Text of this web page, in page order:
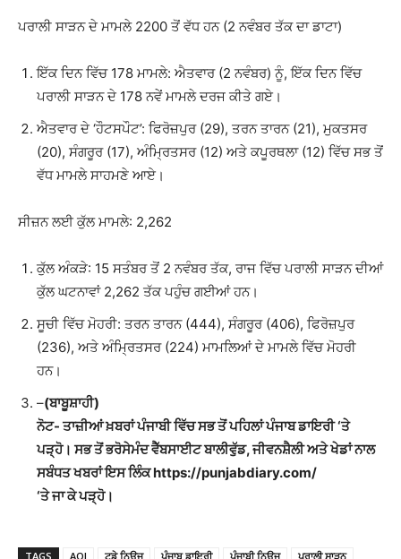
ਪਰਾਲੀ ਸਾੜਨ ਦੇ ਮਾਮਲੇ 2200 ਤੋਂ ਵੱਧ ਹਨ (2 ਨਵੰਬਰ ਤੱਕ ਦਾ ਡਾਟਾ)
ਇੱਕ ਦਿਨ ਵਿੱਚ 178 ਮਾਮਲੇ: ਐਤਵਾਰ (2 ਨਵੰਬਰ) ਨੂੰ, ਇੱਕ ਦਿਨ ਵਿੱਚ
ਪਰਾਲੀ ਸਾੜਨ ਦੇ 178 ਨਵੇਂ ਮਾਮਲੇ ਦਰਜ ਕੀਤੇ ਗਏ।
ਐਤਵਾਰ ਦੇ ‘ਹੌਟਸਪੌਟ’: ਫਿਰੋਜ਼ਪੁਰ (29), ਤਰਨ ਤਾਰਨ (21), ਮੁਕਤਸਰ
(20), ਸੰਗਰੂਰ (17), ਅੰਮ੍ਰਿਤਸਰ (12) ਅਤੇ ਕਪੂਰਥਲਾ (12) ਵਿੱਚ ਸਭ ਤੋਂ
ਵੱਧ ਮਾਮਲੇ ਸਾਹਮਣੇ ਆਏ।
ਸੀਜ਼ਨ ਲਈ ਕੁੱਲ ਮਾਮਲੇ: 2,262
ਕੁੱਲ ਅੰਕੜੇ: 15 ਸਤੰਬਰ ਤੋਂ 2 ਨਵੰਬਰ ਤੱਕ, ਰਾਜ ਵਿੱਚ ਪਰਾਲੀ ਸਾੜਨ ਦੀਆਂ
ਕੁੱਲ ਘਟਨਾਵਾਂ 2,262 ਤੱਕ ਪਹੁੰਚ ਗਈਆਂ ਹਨ।
ਸੂਚੀ ਵਿੱਚ ਮੋਹਰੀ: ਤਰਨ ਤਾਰਨ (444), ਸੰਗਰੂਰ (406), ਫਿਰੋਜ਼ਪੁਰ
(236), ਅਤੇ ਅੰਮ੍ਰਿਤਸਰ (224) ਮਾਮਲਿਆਂ ਦੇ ਮਾਮਲੇ ਵਿੱਚ ਮੋਹਰੀ
ਹਨ।
–(ਬਾਬੂਸ਼ਾਹੀ)
ਨੋਟ- ਤਾਜ਼ੀਆਂ ਖ਼ਬਰਾਂ ਪੰਜਾਬੀ ਵਿੱਚ ਸਭ ਤੋਂ ਪਹਿਲਾਂ ਪੰਜਾਬ ਡਾਇਰੀ ‘ਤੇ
ਪੜ੍ਹੋ। ਸਭ ਤੋਂ ਭਰੋਸੇਮੰਦ ਵੈੱਬਸਾਈਟ ਬਾਲੀਵੁੱਡ, ਜੀਵਨਸ਼ੈਲੀ ਅਤੇ ਖੇਡਾਂ ਨਾਲ
ਸਬੰਧਤ ਖਬਰਾਂ ਇਸ ਲਿੰਕ https://punjabdiary.com/
‘ਤੇ ਜਾ ਕੇ ਪੜ੍ਹੋ।
TAGS AQI ਟੁਡੇ ਨਿਊਜ ਪੰਜਾਬ ਡਾਇਰੀ ਪੰਜਾਬੀ ਨਿਊਜ ਪਰਾਲੀ ਸਾੜਨ